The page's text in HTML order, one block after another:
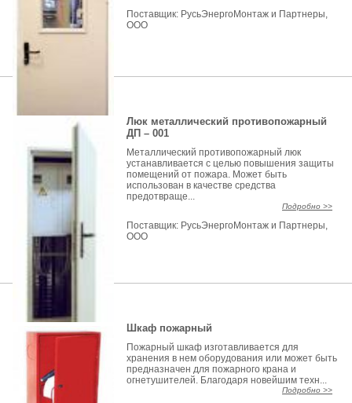
Поставщик: РусьЭнергоМонтаж и Партнеры,
ООО
Люк металлический противопожарный
ДП – 001
Металлический противопожарный люк
устанавливается с целью повышения защиты
помещений от пожара. Может быть
использован в качестве средства
предотвраще...
Подробно >>
Поставщик: РусьЭнергоМонтаж и Партнеры,
ООО
Шкаф пожарный
Пожарный шкаф изготавливается для
хранения в нем оборудования или может быть
предназначен для пожарного крана и
огнетушителей. Благодаря новейшим техн...
Подробно >>